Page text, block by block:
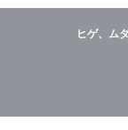
ヒゲ、ム